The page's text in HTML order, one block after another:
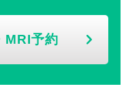
MRI予約